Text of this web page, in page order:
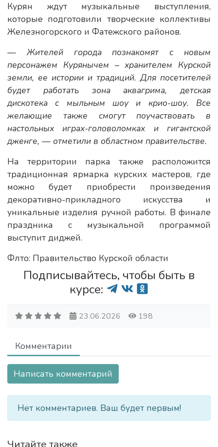
Курян ждут музыкальные выступления,
которые подготовили творческие коллективы
Железногорского и Фатежского районов.
— Жителей города познакомят с новым
персонажем Курянычем – хранителем Курской
земли, ее истории и традиций. Для посетителей
будет работать зона аквагрима, детская
дискотека с мыльным шоу и крио-шоу. Все
желающие также смогут поучаствовать в
настольных играх-головоломках и гигантской
дженге, — отметили в областном правительстве.
На территории парка также расположится
традиционная ярмарка курских мастеров, где
можно будет приобрести произведения
декоративно-прикладного искусства и
уникальные изделия ручной работы. В финале
праздника с музыкальной программой
выступит диджей.
Флто: Правительство Курской области
Подписывайтесь, чтобы быть в
курсе:
23.06.2026 198
Комментарии
Написать комментарий
Нет комментариев. Ваш будет первым!
Читайте также